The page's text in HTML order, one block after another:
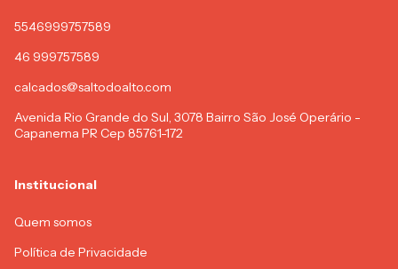
5546999757589
46 999757589
calcados@saltodoalto.com
Avenida Rio Grande do Sul, 3078 Bairro São José Operário -
Capanema PR Cep 85761-172
Institucional
Quem somos
Política de Privacidade